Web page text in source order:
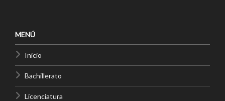
MENÚ
Inicio
Bachillerato
Licenciatura